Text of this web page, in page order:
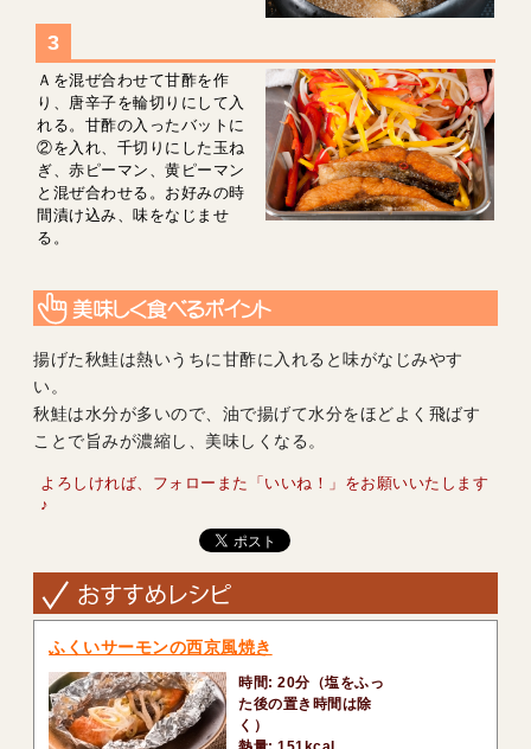
Ａを混ぜ合わせて甘酢を作
り、唐辛子を輪切りにして入
れる。甘酢の入ったバットに
②を入れ、千切りにした玉ね
ぎ、赤ピーマン、黄ピーマン
と混ぜ合わせる。お好みの時
間漬け込み、味をなじませ
る。
揚げた秋鮭は熱いうちに甘酢に入れると味がなじみやす
い。
秋鮭は水分が多いので、油で揚げて水分をほどよく飛ばす
ことで旨みが濃縮し、美味しくなる。
よろしければ、フォローまた「いいね！」をお願いいたします
♪
ふくいサーモンの西京風焼き
時間: 20分（塩をふっ
た後の置き時間は除
く）